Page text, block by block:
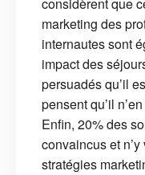
considèrent que
marketing des
internautes sont
impact des
persuadés qu’il
pensent qu’il
Enfin, 20% des
convaincus et
stratégies